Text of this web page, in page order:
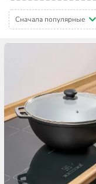
Сначала популярные